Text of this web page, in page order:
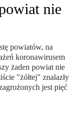
nie
powiatów, na
koronawirusem
żaden powiat nie
"żółtej" znalazły
jest pięć